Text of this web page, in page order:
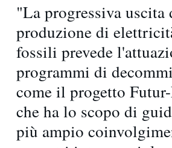
"La progressiva uscita
produzione di
fossili prevede
programmi di
come il progetto
che ha lo scopo di
più ampio